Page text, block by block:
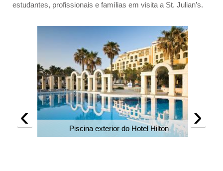
estudantes, profissionais e famílias em visita a St. Julian’s.
Piscina exterior do Hotel Hilton
‹ ›